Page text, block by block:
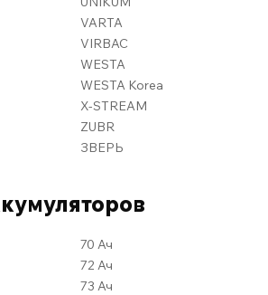
VARTA
VIRBAC
WESTA
WESTA Korea
X-STREAM
ZUBR
ЗВЕРЬ
70 Ач
72 Ач
73 Ач